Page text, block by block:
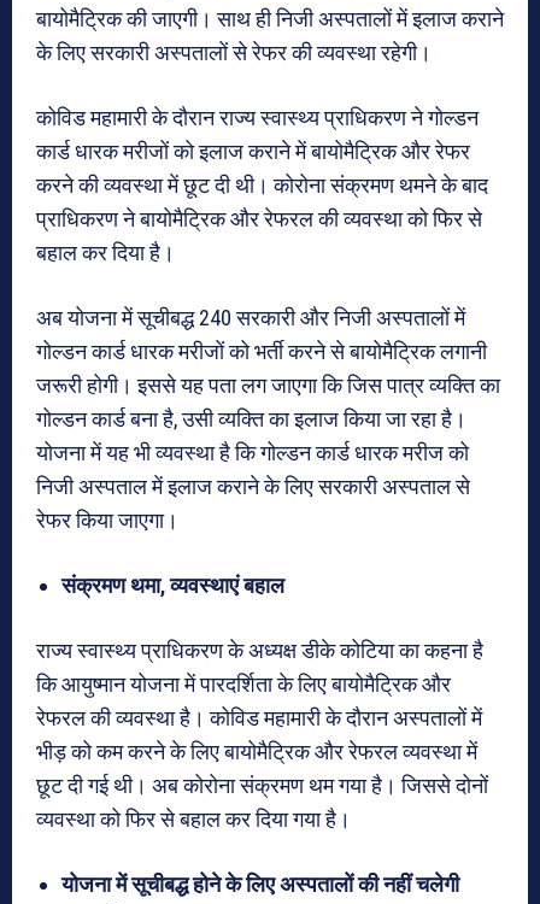
बायोमैट्रिक की जाएगी। साथ ही निजी अस्पतालों में इलाज कराने
के लिए सरकारी अस्पतालों से रेफर की व्यवस्था रहेगी।
कोविड महामारी के दौरान राज्य स्वास्थ्य प्राधिकरण ने गोल्डन
कार्ड धारक मरीजों को इलाज कराने में बायोमैट्रिक और रेफर
करने की व्यवस्था में छूट दी थी। कोरोना संक्रमण थमने के बाद
प्राधिकरण ने बायोमैट्रिक और रेफरल की व्यवस्था को फिर से
बहाल कर दिया है।
अब योजना में सूचीबद्ध 240 सरकारी और निजी अस्पतालों में
गोल्डन कार्ड धारक मरीजों को भर्ती करने से बायोमैट्रिक लगानी
जरूरी होगी। इससे यह पता लग जाएगा कि जिस पात्र व्यक्ति का
गोल्डन कार्ड बना है, उसी व्यक्ति का इलाज किया जा रहा है।
योजना में यह भी व्यवस्था है कि गोल्डन कार्ड धारक मरीज को
निजी अस्पताल में इलाज कराने के लिए सरकारी अस्पताल से
रेफर किया जाएगा।
संक्रमण थमा, व्यवस्थाएं बहाल
राज्य स्वास्थ्य प्राधिकरण के अध्यक्ष डीके कोटिया का कहना है
कि आयुष्मान योजना में पारदर्शिता के लिए बायोमैट्रिक और
रेफरल की व्यवस्था है। कोविड महामारी के दौरान अस्पतालों में
भीड़ को कम करने के लिए बायोमैट्रिक और रेफरल व्यवस्था में
छूट दी गई थी। अब कोरोना संक्रमण थम गया है। जिससे दोनों
व्यवस्था को फिर से बहाल कर दिया गया है।
योजना में सूचीबद्ध होने के लिए अस्पतालों की नहीं चलेगी